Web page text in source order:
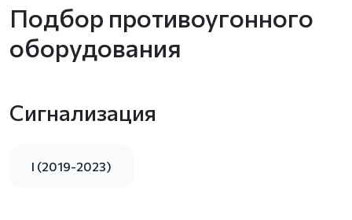
Подбор противоугонного
оборудования
Сигнализация
I (2019-2023)